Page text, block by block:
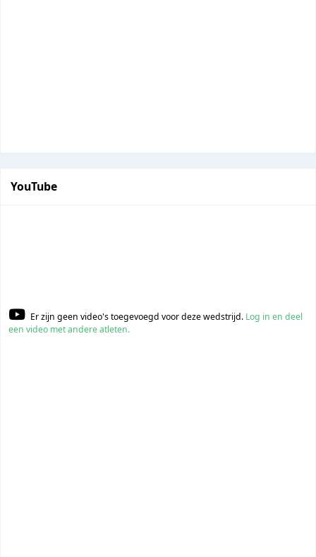
YouTube
Er zijn geen video's toegevoegd voor deze wedstrijd. Log in en deel
een video met andere atleten.